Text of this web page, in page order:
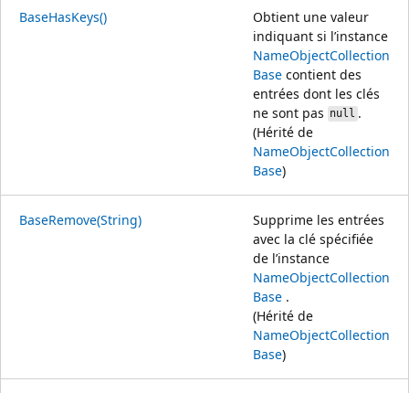
BaseHasKeys()
Obtient une valeur
indiquant si l’instance
NameObjectCollection
Base contient des
entrées dont les clés
ne sont pas null .
(Hérité de
NameObjectCollection
Base)
BaseRemove(String)
Supprime les entrées
avec la clé spécifiée
de l’instance
NameObjectCollection
Base .
(Hérité de
NameObjectCollection
Base)